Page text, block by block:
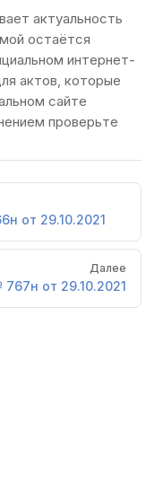
актуальность
остаётся
интернет-
актов, которые
сайте
проверьте
от 29.10.2021
Далее
от 29.10.2021